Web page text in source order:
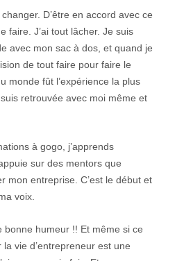
D’être en accord avec ce
faire. J’ai tout lâcher. Je suis
avec mon sac à dos, et quand je
de tout faire pour faire le
monde fût l’expérience la plus
retrouvée avec moi même et
à gogo, j’apprends
sur des mentors que
mon entreprise. C’est le début et
voix.
bonne humeur !! Et même si ce
vie d’entrepreneur est une